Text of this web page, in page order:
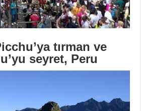
tırman ve
seyret, Peru